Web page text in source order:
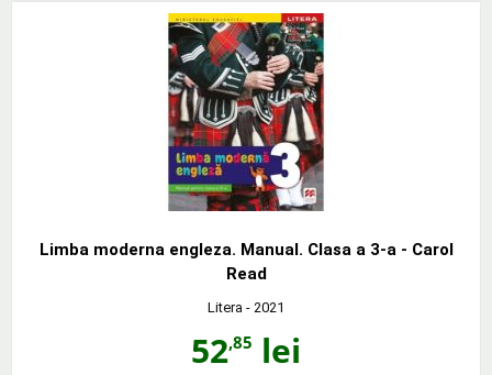
Limba moderna engleza. Manual. Clasa a 3-a - Carol
Read
Litera - 2021
52,85 lei